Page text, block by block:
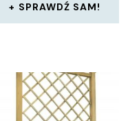
SPRAWDŹ SAM!